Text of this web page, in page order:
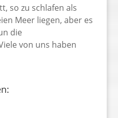
so zu schlafen als
Meer liegen, aber es
die
von uns haben